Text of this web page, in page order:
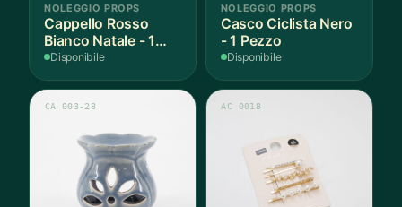
NOLEGGIO PROPS
Cappello Rosso
Bianco Natale - 1
Pezzo
Disponibile
NOLEGGIO PROPS
Casco Ciclista Nero
- 1 Pezzo
Disponibile
CA 003-28 AC 0018